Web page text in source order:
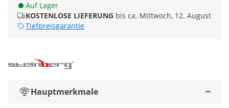
Auf Lager
KOSTENLOSE LIEFERUNG bis ca. Mittwoch, 12. August
Tiefpreisgarantie
Hauptmerkmale